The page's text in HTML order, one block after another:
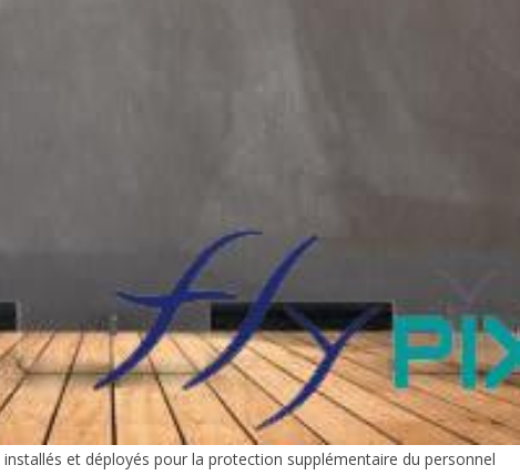
et déployés pour la protection supplémentaire du personnel